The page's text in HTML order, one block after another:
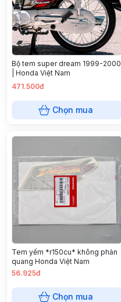
Bộ tem super dream 1999-2000
| Honda Việt Nam
471.500đ
Chọn mua
Tem yếm *r150cu* không phản
quang Honda Việt Nam
56.925đ
Chọn mua